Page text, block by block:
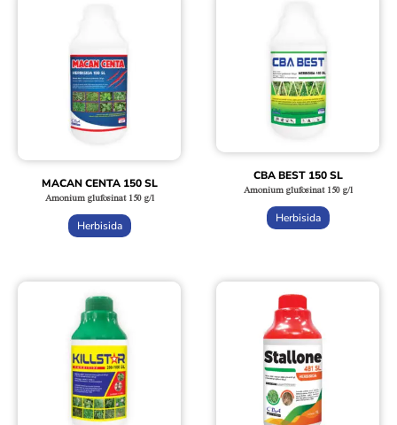
MACAN CENTA 150 SL
Amonium glufosinat 150 g/l
Herbisida
CBA BEST 150 SL
Amonium glufosinat 150 g/l
Herbisida